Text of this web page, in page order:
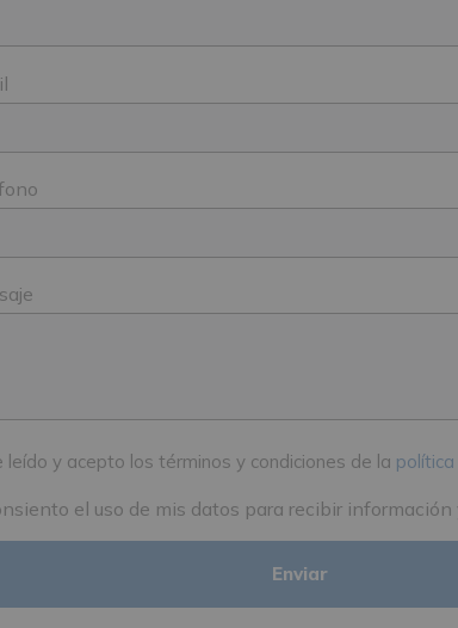
leído y acepto los términos y condiciones de la
el uso de mis datos para recibir